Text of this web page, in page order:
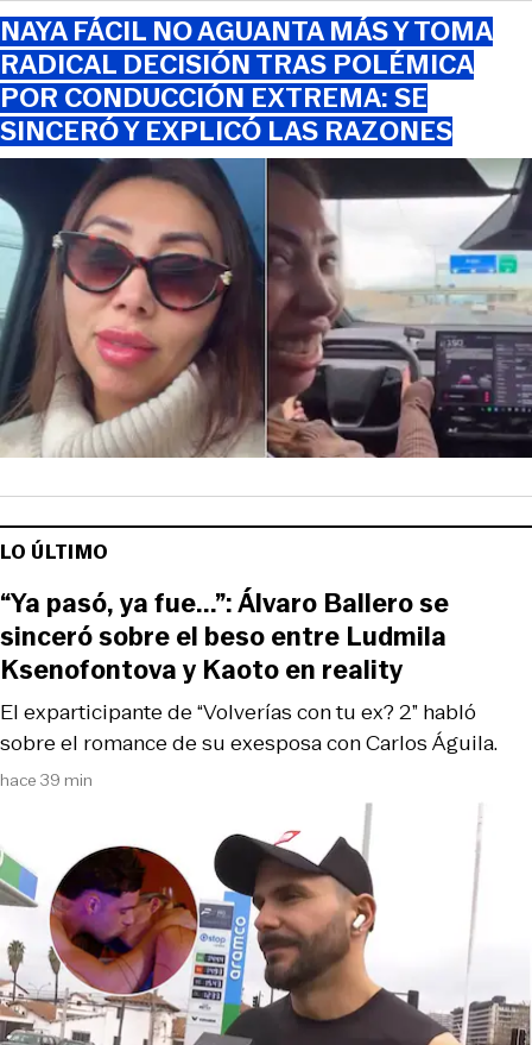
NAYA FÁCIL NO AGUANTA MÁS Y TOMA
RADICAL DECISIÓN TRAS POLÉMICA
POR CONDUCCIÓN EXTREMA: SE
SINCERÓ Y EXPLICÓ LAS RAZONES
LO ÚLTIMO
hace 39 min
El exparticipante de “Volverías con tu ex? 2” habló
sobre el romance de su exesposa con Carlos Águila.
“Ya pasó, ya fue...”: Álvaro Ballero se
sinceró sobre el beso entre Ludmila
Ksenofontova y Kaoto en reality